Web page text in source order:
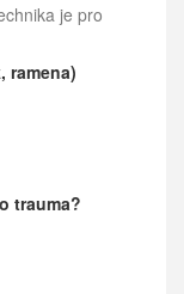
je pro
ramena)
trauma?